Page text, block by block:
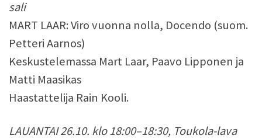
sali
MART LAAR: Viro vuonna nolla, Docendo (suom.
Petteri Aarnos)
Keskustelemassa Mart Laar, Paavo Lipponen ja
Matti Maasikas
Haastattelija Rain Kooli.
LAUANTAI 26.10. klo 18:00–18:30, Toukola-lava